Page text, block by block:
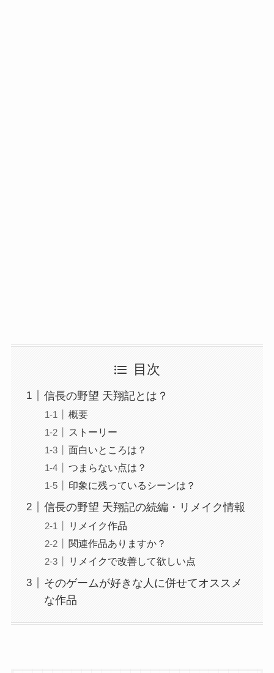
目次
信長の野望 天翔記とは？
概要
ストーリー
面白いところは？
つまらない点は？
印象に残っているシーンは？
信長の野望 天翔記の続編・リメイク情報
リメイク作品
関連作品ありますか？
リメイクで改善して欲しい点
そのゲームが好きな人に併せてオススメ
な作品